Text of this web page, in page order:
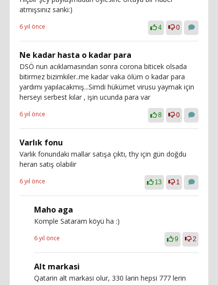
atmışsınız sanki:)
6 yıl önce 4 0
Ne kadar hasta o kadar para
DSÖ nun acıklamasından sonra corona biticek olsada
bitirmez bizimkiler..me kadar vaka ölüm o kadar para
yardımı yapılacakmış...Simdi hükümet virusu yaymak için
herseyi serbest kılar , işin ucunda para var
6 yıl önce 8 0
Varlık fonu
Varlık fonundaki mallar satışa çıktı, thy için gün doğdu
heran satış olabilir
6 yıl önce 13 1
Maho aga
Komple Sataram köyü ha :)
6 yıl önce 9 2
Alt markasi
Qatarin alt markasi olur, 330 larin hepsi 777 lerin